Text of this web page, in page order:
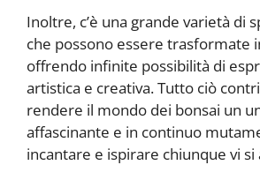
Inoltre, c’è una grande varietà di
che possono essere trasformate
offrendo infinite possibilità di
artistica e creativa. Tutto ciò
rendere il mondo dei bonsai un
affascinante e in continuo
incantare e ispirare chiunque vi si